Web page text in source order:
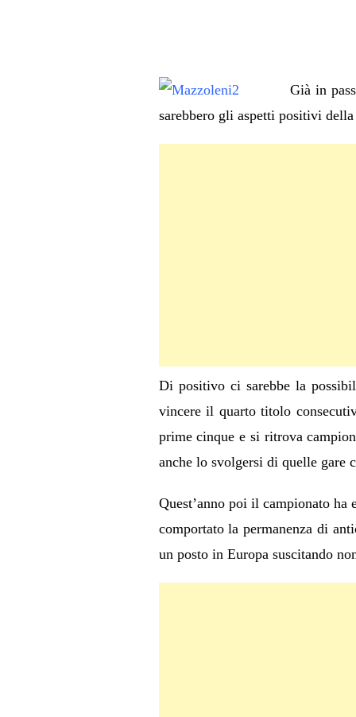
Già in
sarebbero gli aspetti positivi
Di positivo ci sarebbe la
vincere il quarto titolo
prime cinque e si ritrova
anche lo svolgersi di quelle gare
Quest’anno poi il campionato
comportato la permanenza di
un posto in Europa suscitando